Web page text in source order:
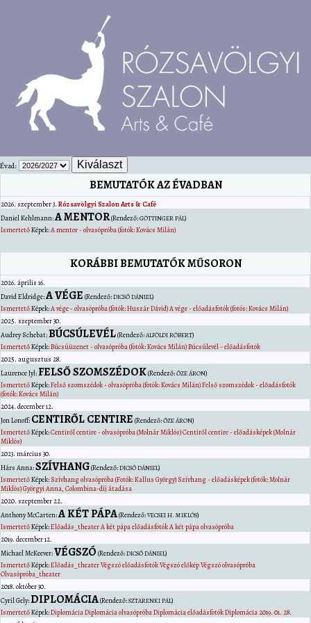
Évad:
BEMUTATÓK AZ ÉVADBAN
2026. szeptember 3. Rózsavölgyi Szalon Arts & Café
DanielKehlmann:A MENTOR(Rendező:GÖTTINGER PÁL)
IsmertetőKépek:A mentor - olvasópróba (fotók: Kovács Milán)
KORÁBBI BEMUTATÓK MŰSORON
2026. április 16.
DavidEldridge:A VÉGE (Rendező:DICSŐ DÁNIEL)
IsmertetőKépek:A vége - olvasópróba (fotók: Huszár Dávid)A vége - előadásfotók (fotós: Kovács Milán)
2025. szeptember 30.
Audrey Schebat:BÚCSÚLEVÉL(Rendező:ALFÖLDI RÓBERT)
IsmertetőKépek:Búcsúüzenet - olvasópróba (fotók: Kovács Milán)Búcsúlevél - előadásfotók
2025. augusztus 28.
LaurenceJyl:FELSŐ SZOMSZÉDOK(Rendező:ŐZE ÁRON)
IsmertetőKépek:Felső szomszédok - olvasópróba (fotók: Kovács Milán)Felső szomszédok - előadásfotók
(fotók: Kovács Milán)
2024. december 12.
JonLonoff: CENTIRŐL CENTIRE (Rendező:ŐZE ÁRON)
IsmertetőKépek:Centiről centire - olvasópróba (Molnár Miklós)Centiről centire - előadásképek (Molnár
Miklós)
2023. március 30.
Hárs Anna:SZÍVHANG(Rendező:DICSŐ DÁNIEL)
IsmertetőKépek: Szívhang olvasópróba (Fotók: Kallus György) Szívhang - előadásképek (fotók: Molnár
Miklós)Györgyi Anna, Colombina-díj átadása
2020. szeptember 22.
AnthonyMcCarten:A KÉT PÁPA(Rendező:VECSEI H. MIKLÓS)
IsmertetőKépek:Előadás_theaterA két pápa előadásfotókA két pápa olvasópróba
2019. december 12.
MichaelMcKeever:VÉGSZÓ (Rendező:DICSŐ DÁNIEL)
IsmertetőKépek:Előadás_theaterVégszó előadásfotókVégszó előképVégszó olvasópróba
Olvasópróba_theater
2018. október 30.
CyrilGely:DIPLOMÁCIA(Rendező:SZTARENKI PÁL)
IsmertetőKépek:DiplomáciaDiplomácia olvasópróbaDiplomácia előadásfotókDiplomácia 2019. 01. 28.